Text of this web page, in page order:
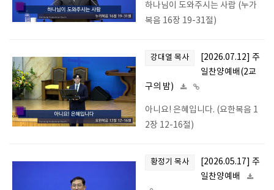
하나님이 도와주시는 사람 (누가
복음 16장 19-31절)
강대열 목사
[2026.07.12] 주
일찬양예배(2교
구의 밤)
아니요! 은혜입니다. (요한복음 1
2장 12-16절)
황정기 목사
[2026.05.17] 주
일찬양예배